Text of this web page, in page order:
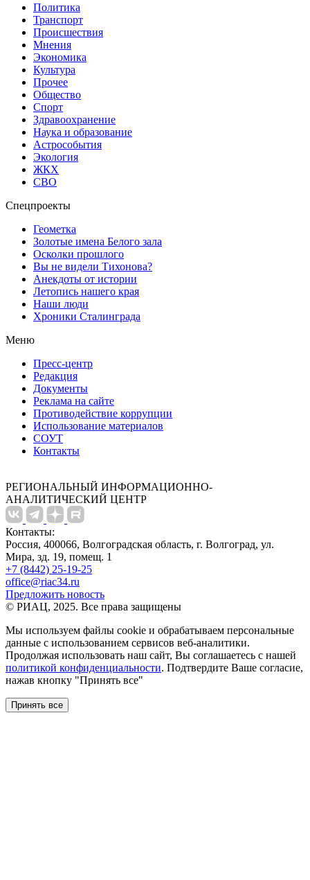
Политика
Транспорт
Происшествия
Мнения
Экономика
Культура
Прочее
Общество
Спорт
Здравоохранение
Наука и образование
Астрособытия
Экология
ЖКХ
СВО
Спецпроекты
Геометка
Золотые имена Белого зала
Осколки прошлого
Вы не видели Тихонова?
Анекдоты от истории
Летопись нашего края
Наши люди
Хроники Сталинграда
Меню
Пресс-центр
Редакция
Документы
Реклама на сайте
Противодействие коррупции
Использование материалов
СОУТ
Контакты
РЕГИОНАЛЬНЫЙ ИНФОРМАЦИОННО-
АНАЛИТИЧЕСКИЙ ЦЕНТР
Контакты:
Россия, 400066, Волгоградская область, г. Волгоград, ул.
Мира, зд. 19, помещ. 1
+7 (8442) 25-19-25
office@riac34.ru
Предложить новость
© РИАЦ, 2025. Все права защищены
Мы используем файлы сookie и обрабатываем персональные
данные с использованием сервисов веб-аналитики.
Продолжая использовать наш сайт, Вы соглашаетесь с нашей
политикой конфиденциальности. Подтвердите Ваше согласие,
нажав кнопку "Принять все"
Принять все